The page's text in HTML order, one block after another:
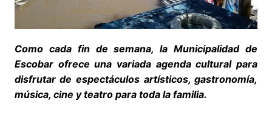
Como cada fin de semana, la Municipalidad de
Escobar ofrece una variada agenda cultural para
disfrutar de espectáculos artísticos, gastronomía,
música, cine y teatro para toda la familia.